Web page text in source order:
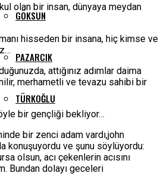
GÖKSUN
PAZARCIK
TÜRKOĞLU
olan bir insan, dünyaya meydan
hisseden bir insana, hiç kimse ve
attığınız adımlar daima
merhametli ve tevazu sahibi bir
bir gençliği bekliyor…
bir zenci adam vardı,john
konuşuyordu ve şunu söylüyordu:
olsun, acı çekenlerin acısını
Bundan dolayı geceleri